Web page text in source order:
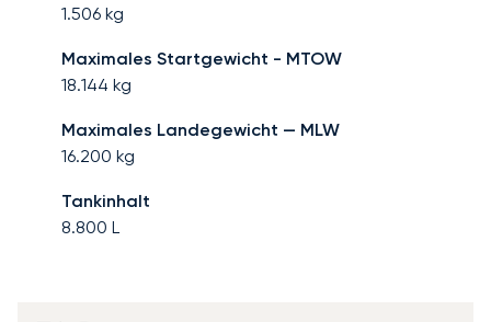
1.506 kg
Maximales Startgewicht - MTOW
18.144 kg
Maximales Landegewicht — MLW
16.200 kg
Tankinhalt
8.800 L